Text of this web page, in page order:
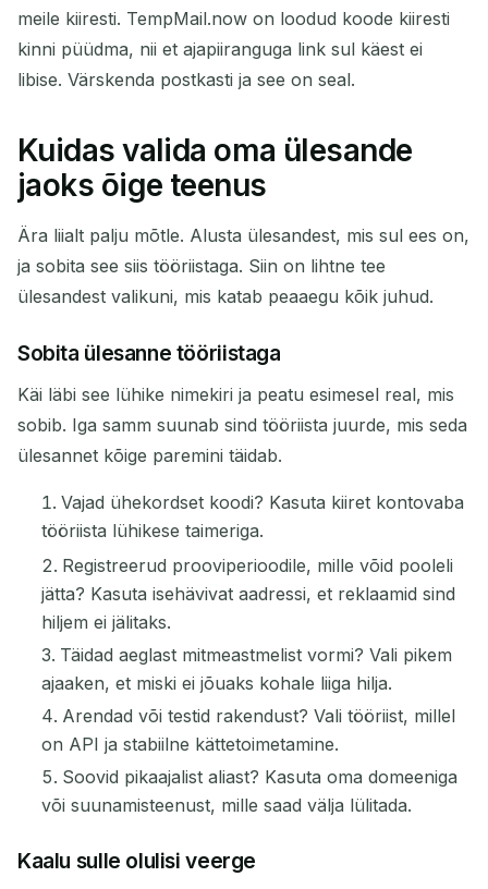
meile kiiresti. TempMail.now on loodud koode kiiresti
kinni püüdma, nii et ajapiiranguga link sul käest ei
libise. Värskenda postkasti ja see on seal.
Kuidas valida oma ülesande
jaoks õige teenus
Ära liialt palju mõtle. Alusta ülesandest, mis sul ees on,
ja sobita see siis tööriistaga. Siin on lihtne tee
ülesandest valikuni, mis katab peaaegu kõik juhud.
Sobita ülesanne tööriistaga
Käi läbi see lühike nimekiri ja peatu esimesel real, mis
sobib. Iga samm suunab sind tööriista juurde, mis seda
ülesannet kõige paremini täidab.
Vajad ühekordset koodi? Kasuta kiiret kontovaba
tööriista lühikese taimeriga.
Registreerud prooviperioodile, mille võid pooleli
jätta? Kasuta isehävivat aadressi, et reklaamid sind
hiljem ei jälitaks.
Täidad aeglast mitmeastmelist vormi? Vali pikem
ajaaken, et miski ei jõuaks kohale liiga hilja.
Arendad või testid rakendust? Vali tööriist, millel
on API ja stabiilne kättetoimetamine.
Soovid pikaajalist aliast? Kasuta oma domeeniga
või suunamisteenust, mille saad välja lülitada.
Kaalu sulle olulisi veerge